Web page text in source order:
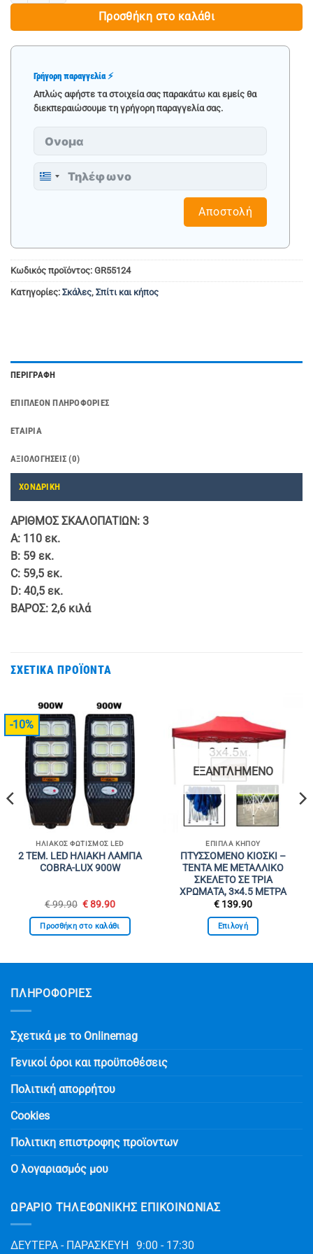
Προσθήκη στο καλάθι
Γρήγορη παραγγελία ⚡
Απλώς αφήστε τα στοιχεία σας παρακάτω και εμείς θα
διεκπεραιώσουμε τη γρήγορη παραγγελία σας.
Greece
Αποστολή
Κωδικός προϊόντος: GR55124
Κατηγορίες: Σκάλες, Σπίτι και κήπος
ΠΕΡΙΓΡΑΦΉ
ΕΠΙΠΛΈΟΝ ΠΛΗΡΟΦΟΡΊΕΣ
ΕΤΑΙΡΊΑ
ΑΞΙΟΛΟΓΉΣΕΙΣ (0)
ΧΟΝΔΡΙΚΗ
ΑΡΙΘΜΟΣ ΣΚΑΛΟΠΑΤΙΩΝ: 3
A: 110 εκ.
B: 59 εκ.
C: 59,5 εκ.
D: 40,5 εκ.
ΒΑΡΟΣ: 2,6 κιλά
ΣΧΕΤΙΚΆ ΠΡΟΪΌΝΤΑ
-10%
ΗΛΙΑΚΌΣ ΦΩΤΙΣΜΌΣ LED
2 ΤΕΜ. LED ΗΛΙΑΚΗ ΛΑΜΠΑ
COBRA-LUX 900W
€99.90 Original
was:
€ 99.90.
€89.90Η
τιμή
είναι:
Προσθήκη στο καλάθι
ΕΞΑΝΤΛΗΜΈΝΟ
ΈΠΙΠΛΑ ΚΉΠΟΥ
ΠΤΥΣΣΟΜΕΝΟ ΚΙΟΣΚΙ –
ΤΕΝΤΑ ΜΕ ΜΕΤΑΛΛΙΚΟ
ΣΚΕΛΕΤΟ ΣΕ ΤΡΙΑ
ΧΡΩΜΑΤΑ, 3×4.5 ΜΕΤΡΑ
€ 139.90
Επιλογή
ΠΛΗΡΟΦΟΡΙΕΣ
Σχετικά με το Onlinemag
Γενικοί όροι και προϋποθέσεις
Πολιτική απορρήτου
Cookies
Πολιτικη επιστροφης προϊοντων
Ο λογαριασμός μου
ΩΡΆΡΙΟ ΤΗΛΕΦΩΝΙΚΉΣ ΕΠΙΚΟΙΝΩΝΊΑΣ
ΔΕΥΤΕΡΑ - ΠΑΡΑΣΚΕΥΗ 9:00 - 17:30